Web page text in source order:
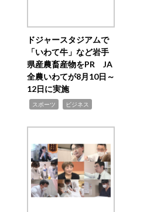
ドジャースタジアムで
「いわて牛」など岩手
県産農畜産物をPR JA
全農いわてが8月10日～
12日に実施
スポーツ ビジネス